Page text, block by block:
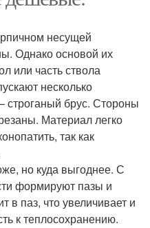
несущей
Однако основой их
или часть ствола
несколько
брус. Стороны
Материал легко
так как
но куда выгоднее. С
формируют пазы и
паз, что увеличивает и
к теплосохранению.